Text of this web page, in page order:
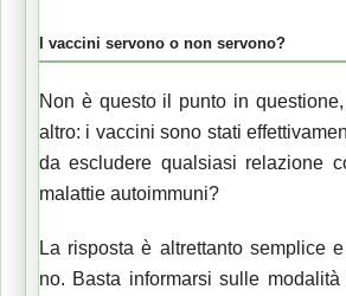
I vaccini servono o non servono?
Non è questo il punto in
altro: i vaccini sono stati
da escludere qualsiasi relazione
malattie autoimmuni?
La risposta è altrettanto semplice
no. Basta informarsi sulle